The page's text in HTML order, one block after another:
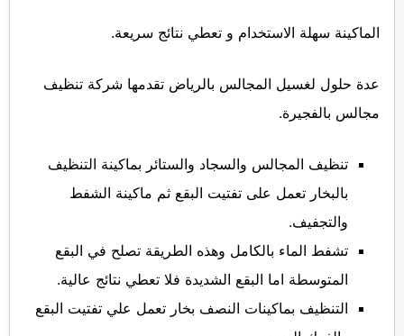
الماكينة سهلة الاستخدام و تعطي نتائج سريعة.
عدة حلول لغسيل المجالس بالرياض تقدمها شركة تنظيف
مجالس بالفجيرة.
تنظيف المجالس والسجاد والستائر بماكينة التنظيف
بالبخار تعمل على تفتيت البقع ثم ماكينة الشفط
والتجفيف.
تشفط الماء بالكامل وهذه الطريقة تصلح في البقع
المتوسطة اما البقع الشديدة فلا تعطي نتائج عالية.
التنظيف بماكينات النصف بخار تعمل علي تفتيت البقع